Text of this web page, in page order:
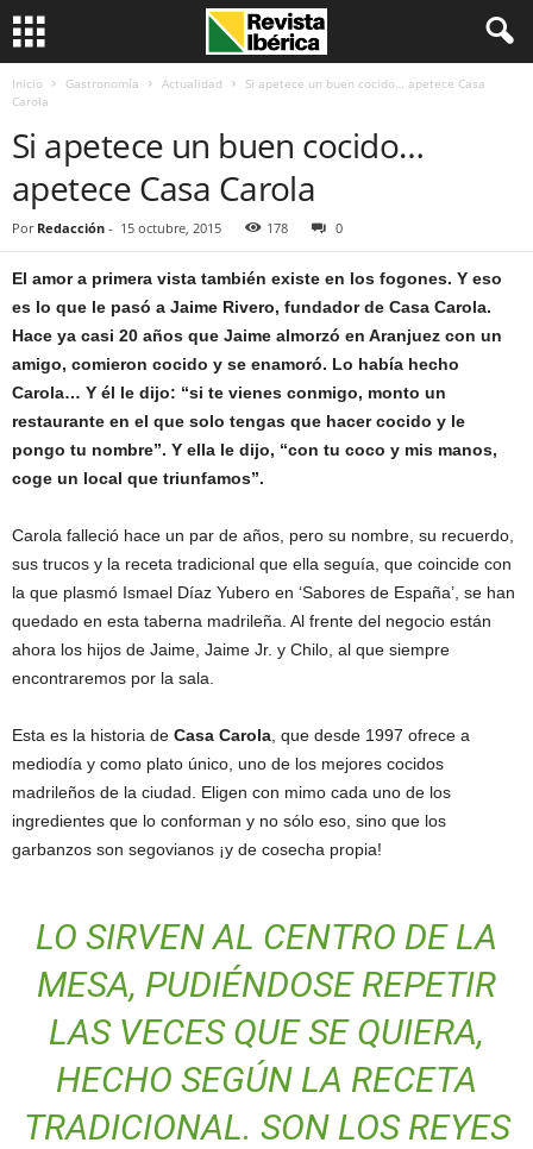
Inicio Gastronomía Actualidad
Si apetece un buen cocido… apetece Casa
Carola
Si apetece un buen cocido…
apetece Casa Carola
Por Redacción - 15 octubre, 2015 178 0
El amor a primera vista también existe en los fogones. Y eso
es lo que le pasó a Jaime Rivero, fundador de Casa Carola.
Hace ya casi 20 años que Jaime almorzó en Aranjuez con un
amigo, comieron cocido y se enamoró. Lo había hecho
Carola… Y él le dijo: “si te vienes conmigo, monto un
restaurante en el que solo tengas que hacer cocido y le
pongo tu nombre”. Y ella le dijo, “con tu coco y mis manos,
coge un local que triunfamos”.
Carola falleció hace un par de años, pero su nombre, su recuerdo,
sus trucos y la receta tradicional que ella seguía, que coincide con
la que plasmó Ismael Díaz Yubero en ‘Sabores de España’, se han
quedado en esta taberna madrileña. Al frente del negocio están
ahora los hijos de Jaime, Jaime Jr. y Chilo, al que siempre
encontraremos por la sala.
Esta es la historia de Casa Carola , que desde 1997 ofrece a
mediodía y como plato único, uno de los mejores cocidos
madrileños de la ciudad. Eligen con mimo cada uno de los
ingredientes que lo conforman y no sólo eso, sino que los
garbanzos son segovianos ¡y de cosecha propia!
LO SIRVEN AL CENTRO DE LA
MESA, PUDIÉNDOSE REPETIR
LAS VECES QUE SE QUIERA,
HECHO SEGÚN LA RECETA
TRADICIONAL. SON LOS REYES